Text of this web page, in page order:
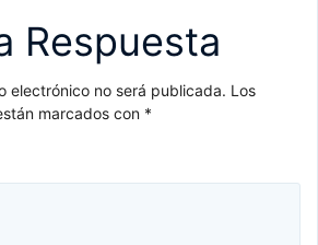
Respuesta
electrónico no será publicada. Los
marcados con *